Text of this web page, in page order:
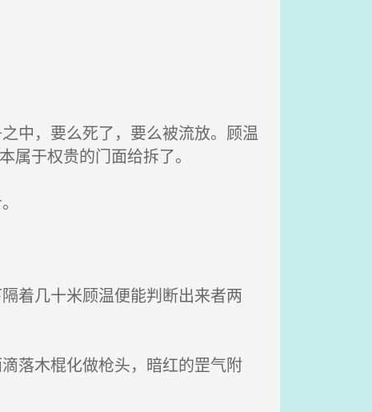
中，要么死了，要么被流放。顾温
于权贵的门面给拆了。
着几十米顾温便能判断出来者两
落木棍化做枪头，暗红的罡气附